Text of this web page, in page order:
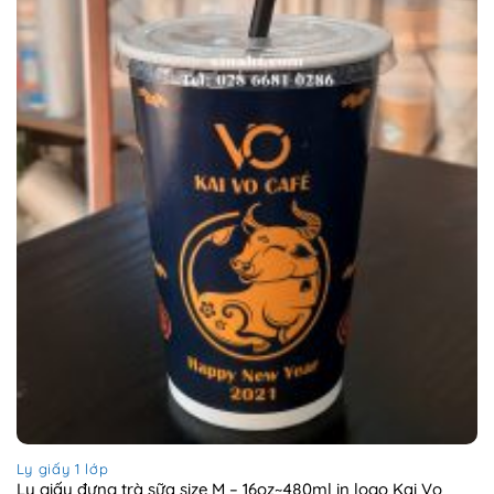
Ly giấy 1 lớp
Ly giấy đựng trà sữa size M – 16oz~480ml in logo Kai Vo